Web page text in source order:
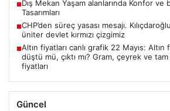
■Dış Mekan Yaşam alanlarında Konfor ve
Tasarımları
■CHP’den süreç yasası mesajı.
üniter devlet kırmızı çizgimiz
■Altın fiyatları canlı grafik 22 Mayıs: Altın
düştü mü, çıktı mı? Gram, çeyrek ve tam
fiyatları
Güncel